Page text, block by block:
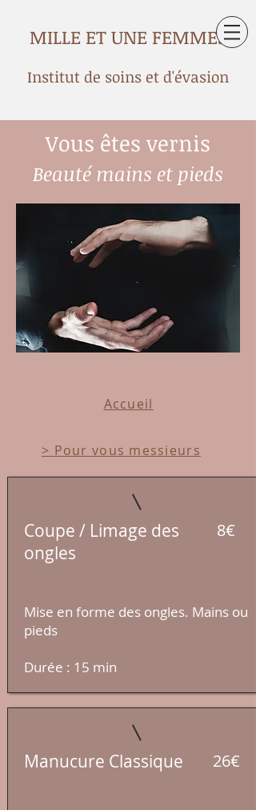
MILLE ET UNE FEMMES
Institut de soins et d'évasion
Vous êtes vernis
Beauté mains et pieds
Accueil
> Pour vous messieurs
Coupe / Limage des
ongles
8€
Mise en forme des ongles. Mains ou
pieds
Durée : 15 min
Manucure Classique 26€